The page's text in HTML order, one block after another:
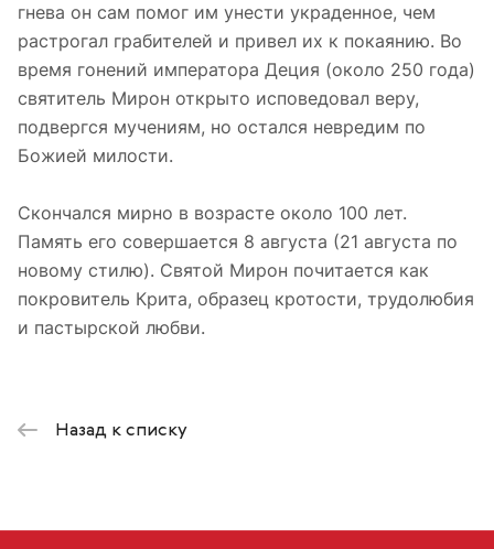
гнева он сам помог им унести украденное, чем
растрогал грабителей и привел их к покаянию. Во
время гонений императора Деция (около 250 года)
святитель Мирон открыто исповедовал веру,
подвергся мучениям, но остался невредим по
Божией милости.
Скончался мирно в возрасте около 100 лет.
Память его совершается 8 августа (21 августа по
новому стилю). Святой Мирон почитается как
покровитель Крита, образец кротости, трудолюбия
и пастырской любви.
Назад к списку